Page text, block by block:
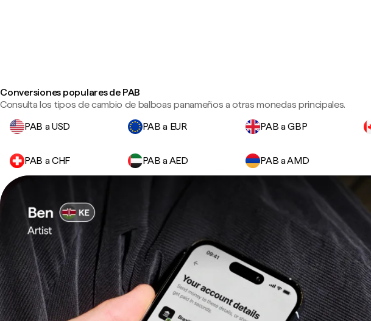
Conversiones populares de PAB
Consulta los tipos de cambio de balboas panameños a otras monedas principales.
PAB a USD
PAB a EUR PAB a GBP
PAB a CHF PAB a AED PAB a AMD